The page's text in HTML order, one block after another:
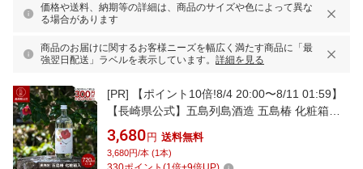
価格や送料、納期等の詳細は、商品のサイズや色によって異な
る場合があります
商品のお届けに関するお客様ニーズを幅広く満たす商品に「最
強翌日配送」ラベルを表示しています。 詳細を見る
[PR]
【ポイント10倍!8/4 20:00〜8/11 01:59】
【長崎県公式】五島列島酒造 五島椿 化粧箱入
720ml | お祝い返し お返し お酒 誕生日プレゼ
ント 九州 焼酎 麦焼酎 椿の花酵母 天然酵母 23
度 麦 詰め合わせ ギフト 贈答品 贈り物 お取り
3,680 円 送料無料
3,680円/本 (1本)